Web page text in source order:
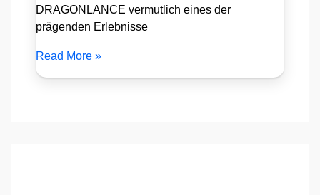
DRAGONLANCE vermutlich eines der
prägenden Erlebnisse
Read More »